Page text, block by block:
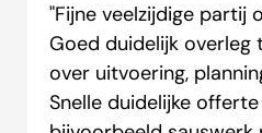
"Fijne veelzijdige partij
Goed duidelijk overleg
over uitvoering,
Snelle duidelijke